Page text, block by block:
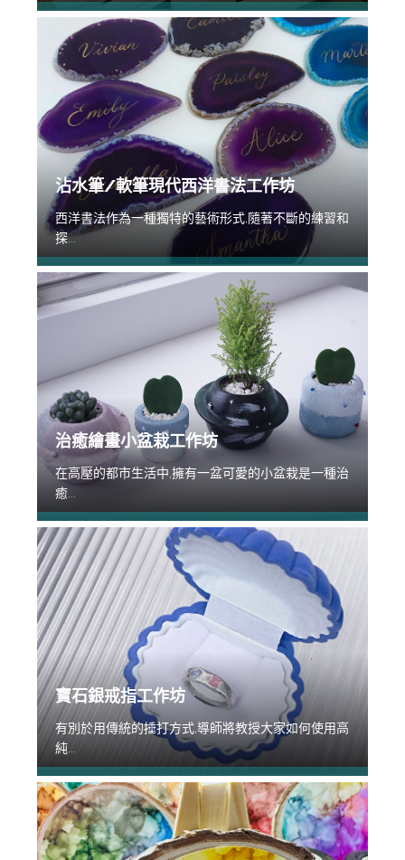
沾水筆/軟筆現代西洋書法工作坊
西洋書法作為一種獨特的藝術形式,隨著不斷的練習和
探...
治癒繪畫小盆栽工作坊
在高壓的都市生活中,擁有一盆可愛的小盆栽是一種治
癒...
寶石銀戒指工作坊
有別於用傳統的捶打方式,導師將教授大家如何使用高
純...